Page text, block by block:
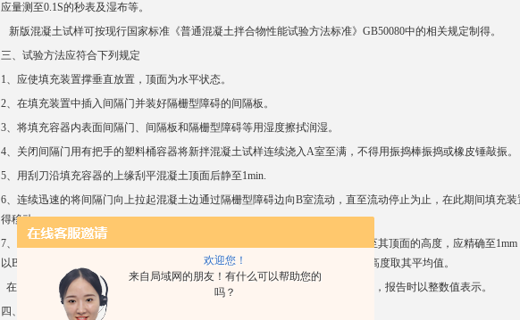
欢迎您！
来自局域网的朋友！有什么可以帮助您的
吗？
应量测至0.1S的秒表及湿布等。
新版混凝土试样可按现行国家标准《普通混凝土拌合物性能试验方法标准》GB50080中的相关规定制得。
三、试验方法应符合下列规定
1、应使填充装置撑垂直放置，顶面为水平状态。
2、在填充装置中插入间隔门并装好隔栅型障碍的间隔板。
3、将填充容器内表面间隔门、间隔板和隔栅型障碍等用湿度擦拭润湿。
4、关闭间隔门用有把手的塑料桶容器将新拌混凝土试样连续浇入A室至满，不得用振捣棒振捣或橡皮锤敲振。
5、用刮刀沿填充容器的上缘刮平混凝土顶面后静至1min.
6、连续迅速的将间隔门向上拉起混凝土边通过隔栅型障碍边向B室流动，直至流动停止为止，在此期间填充
得移动。
7、在填充容器的B室，由填充混凝土的下端开始，以钢质卷尺测量混凝土填充至其顶面的高度，应精确至
以Bh(mm)表示，测量时应沿容器宽的方向量取两端，及中央等三个位置的填充高度取其平均值。
在三个位置所测得填充高度Bh(mm)计算其平均值，其结果修正至小数点后一位，报告时以整数值表示。
四、检验报告中应包括含下列各项内容